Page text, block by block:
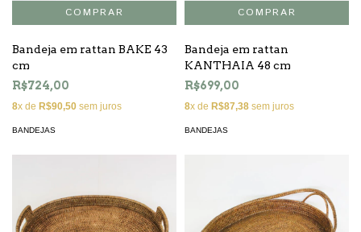
Bandeja em rattan BAKE 43
cm
R$724,00
8x de R$90,50 sem juros
BANDEJAS
Bandeja em rattan
KANTHAIA 48 cm
R$699,00
8x de R$87,38 sem juros
BANDEJAS